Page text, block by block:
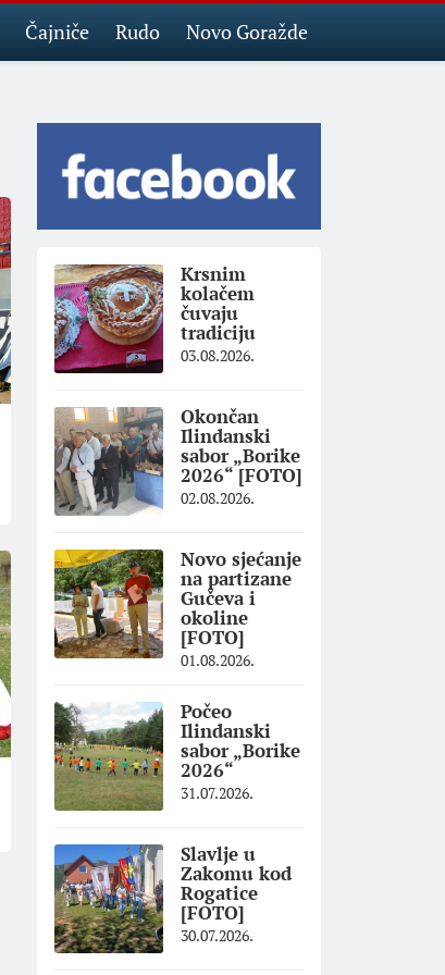
Čajniče Rudo Novo Goražde
Krsnim
kolačem
čuvaju
tradiciju
03.08.2026.
Okončan
Ilindanski
sabor „Borike
2026“ [FOTO]
02.08.2026.
Novo sjećanje
na partizane
Gučeva i
okoline
[FOTO]
01.08.2026.
Počeo
Ilindanski
sabor „Borike
2026“
31.07.2026.
Slavlje u
Zakomu kod
Rogatice
[FOTO]
30.07.2026.